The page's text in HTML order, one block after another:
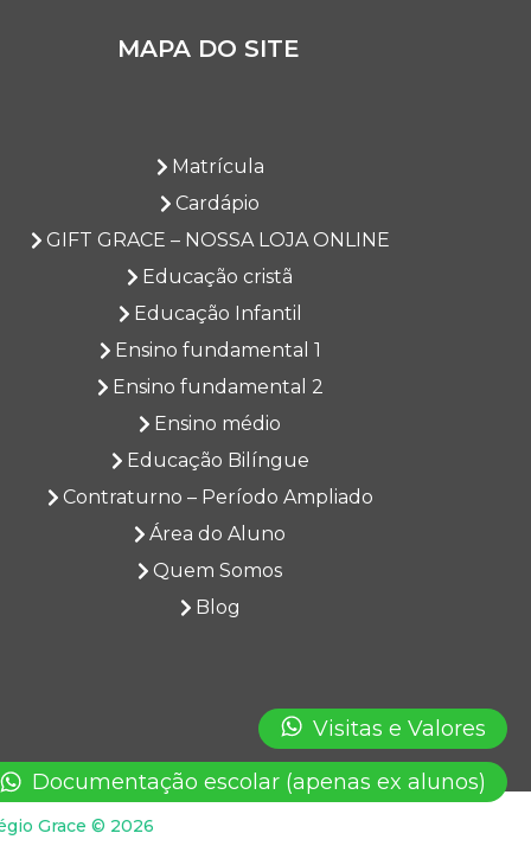
MAPA DO SITE
Matrícula
Cardápio
GIFT GRACE – NOSSA LOJA ONLINE
Educação cristã
Educação Infantil
Ensino fundamental 1
Ensino fundamental 2
Ensino médio
Educação Bilíngue
Contraturno – Período Ampliado
Área do Aluno
Quem Somos
Blog
Visitas e Valores
Documentação escolar (apenas ex alunos)
Grace © 2026